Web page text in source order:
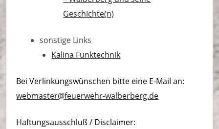
Geschichte(n)
sonstige Links
Kalina Funktechnik
Bei Verlinkungswünschen bitte eine E-Mail an:
webmaster@feuerwehr-walberberg.de
Haftungsausschluß / Disclaimer: